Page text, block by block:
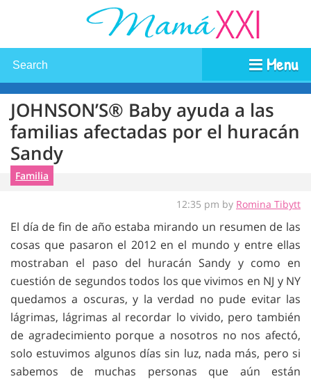
Menu
JOHNSON’S® Baby ayuda a las
familias afectadas por el huracán
Sandy
Familia
12:35 pm by Romina Tibytt
El día de fin de año estaba mirando un resumen de las
cosas que pasaron el 2012 en el mundo y entre ellas
mostraban el paso del huracán Sandy y como en
cuestión de segundos todos los que vivimos en NJ y NY
quedamos a oscuras, y la verdad no pude evitar las
lágrimas, lágrimas al recordar lo vivido, pero también
de agradecimiento porque a nosotros no nos afectó,
solo estuvimos algunos días sin luz, nada más, pero si
sabemos de muchas personas que aún están